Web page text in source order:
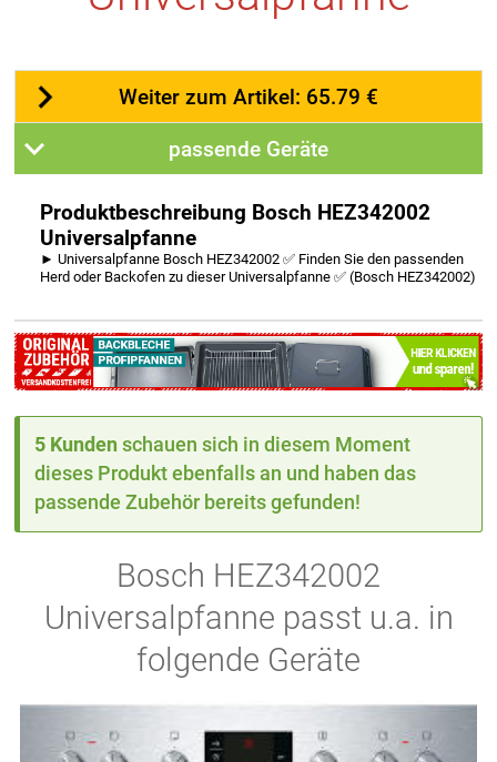
Weiter zum Artikel: 65.79 €
passende Geräte
Produktbeschreibung Bosch HEZ342002
Universalpfanne
► Universalpfanne Bosch HEZ342002 ✅ Finden Sie den passenden
Herd oder Backofen zu dieser Universalpfanne ✅ (Bosch HEZ342002)
5 Kunden schauen sich in diesem Moment
dieses Produkt ebenfalls an und haben das
passende Zubehör bereits gefunden!
Bosch HEZ342002
Universalpfanne passt u.a. in
folgende Geräte